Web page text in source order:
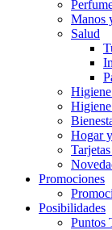
Manos
Salud
Hogar
Promociones
Posibilidades
Puntos